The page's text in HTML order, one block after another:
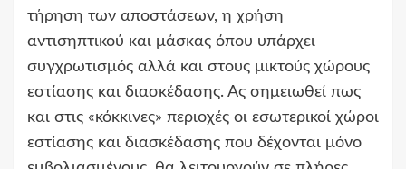
τήρηση των αποστάσεων, η χρήση
αντισηπτικού και μάσκας όπου υπάρχει
συγχρωτισμός αλλά και στους μικτούς χώρους
εστίασης και διασκέδασης. Ας σημειωθεί πως
και στις «κόκκινες» περιοχές οι εσωτερικοί χώροι
εστίασης και διασκέδασης που δέχονται μόνο